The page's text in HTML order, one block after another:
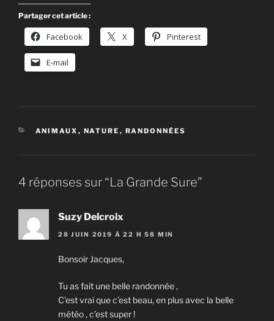
Partager cet article :
Facebook X Pinterest
E-mail
CATÉGORIES
ANIMAUX , NATURE , RANDONNÉES
4 réponses sur “La Grande Sure”
Suzy Delcroix
28 JUIN 2019 À 22 H 58 MIN
Bonsoir Jacques,
Tu as fait une belle randonnée ,
C’est vrai que c’est beau, en plus avec la belle
météo , c’est super !